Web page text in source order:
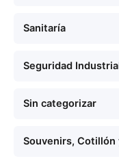
Sanitaría
Seguridad
Sin categorizar
Souvenirs, Cotillón